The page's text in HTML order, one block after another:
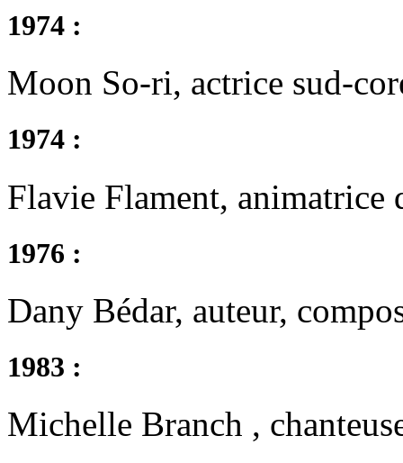
1974 :
Moon So-ri, actrice sud-
1974 :
Flavie Flament, animatrice
1976 :
Dany Bédar, auteur,
1983 :
Michelle Branch ,